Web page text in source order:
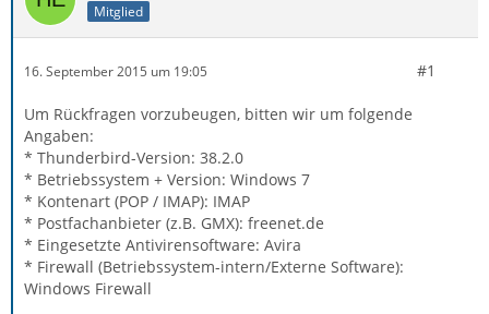
Mitglied
16. September 2015 um 19:05 #1
Um Rückfragen vorzubeugen, bitten wir um folgende
Angaben:
* Thunderbird-Version: 38.2.0
* Betriebssystem + Version: Windows 7
* Kontenart (POP / IMAP): IMAP
* Postfachanbieter (z.B. GMX): freenet.de
* Eingesetzte Antivirensoftware: Avira
* Firewall (Betriebssystem-intern/Externe Software):
Windows Firewall